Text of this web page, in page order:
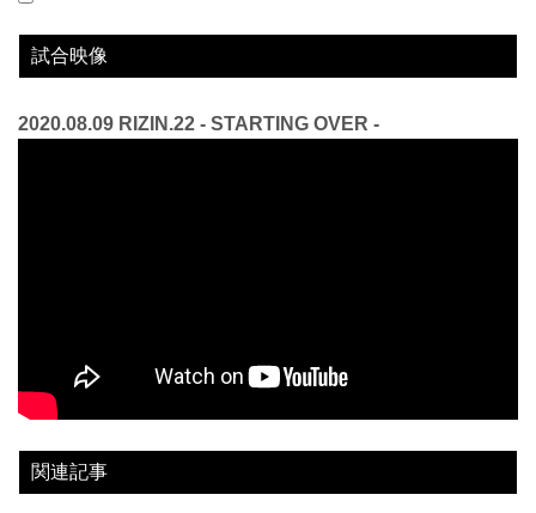
試合映像
2020.08.09 RIZIN.22 - STARTING OVER -
関連記事